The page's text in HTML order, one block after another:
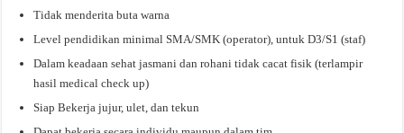
Tidak menderita buta warna
Level pendidikan minimal SMA/SMK (operator), untuk D3/S1 (staf)
Dalam keadaan sehat jasmani dan rohani tidak cacat fisik (terlampir
hasil medical check up)
Siap Bekerja jujur, ulet, dan tekun